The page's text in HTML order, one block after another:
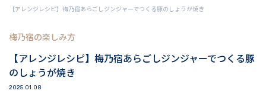
【アレンジレシピ】梅乃宿あらごしジンジャーでつくる豚のしょうが焼き
梅乃宿の楽しみ方
【アレンジレシピ】梅乃宿あらごしジンジャーでつくる豚
のしょうが焼き
2025.01.08